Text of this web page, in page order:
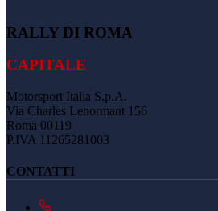
RALLY DI ROMA
CAPITALE
Motorsport Italia S.p.A.
Via Charles Lenormant 156
Roma 00119
P.IVA 11265281003
CONTATTI